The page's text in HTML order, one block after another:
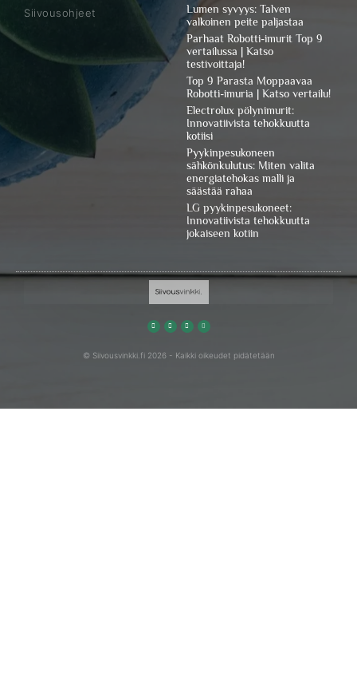
Siivousohjeet
Lumen syvyys: Talven
valkoinen peite paljastaa
Parhaat Robotti-imurit Top 9
vertailussa | Katso
testivoittaja!
Top 9 Parasta Moppaavaa
Robotti-imuria | Katso vertailu!
Electrolux pölynimurit:
Innovatiivista tehokkuutta
kotiisi
Pyykinpesukoneen
sähkönkulutus: Miten valita
energiatehokas malli ja
säästää rahaa
LG pyykinpesukoneet:
Innovatiivista tehokkuutta
jokaiseen kotiin
© Siivousvinkki.fi 2026 - Kaikki oikeudet pidätetään